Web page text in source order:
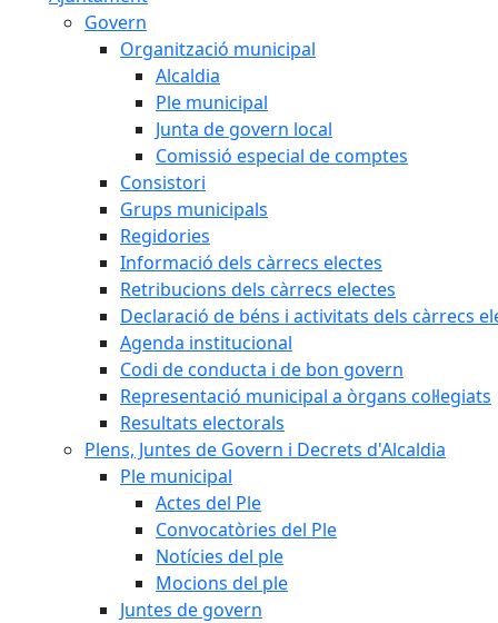
Govern
Organització municipal
Alcaldia
Ple municipal
Junta de govern local
Comissió especial de comptes
Consistori
Grups municipals
Regidories
Informació dels càrrecs electes
Retribucions dels càrrecs electes
Declaració de béns i activitats dels càrrecs
Agenda institucional
Codi de conducta i de bon govern
Representació municipal a òrgans col·legiats
Resultats electorals
Plens, Juntes de Govern i Decrets d'Alcaldia
Ple municipal
Actes del Ple
Convocatòries del Ple
Notícies del ple
Mocions del ple
Juntes de govern